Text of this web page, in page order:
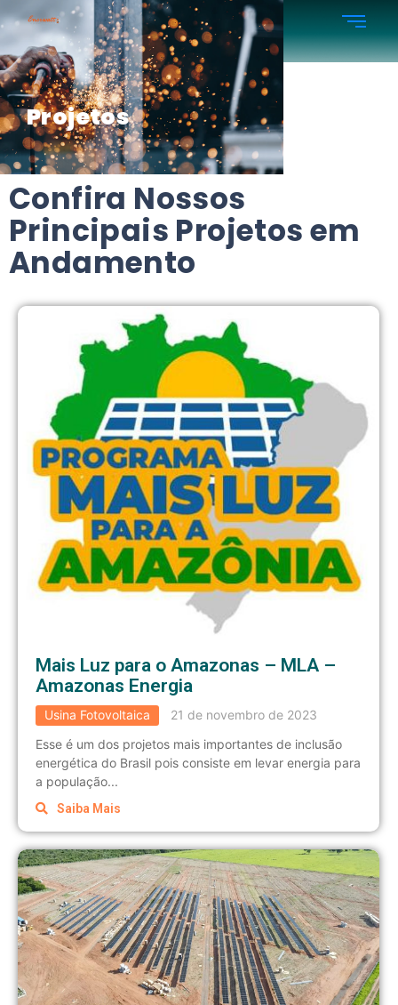
Projetos
Confira Nossos
Principais Projetos em
Andamento
Mais Luz para o Amazonas – MLA –
Amazonas Energia
Usina Fotovoltaica
21 de novembro de 2023
Esse é um dos projetos mais importantes de inclusão
energética do Brasil pois consiste em levar energia para
a população...
Saiba Mais